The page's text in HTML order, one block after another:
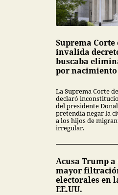
Suprema Corte
invalida
buscaba
por nacimiento
La Suprema Corte
declaró
del presidente
pretendía negar la
a los hijos de
irregular.
Acusa Trump
mayor
electorales en
EE.UU.